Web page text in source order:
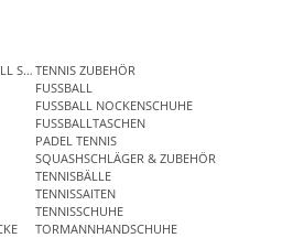
SETSTENNIS ZUBEHÖR
FUSSBALL
FUSSBALL NOCKENSCHUHE
FUSSBALLTASCHEN
PADEL TENNIS
SQUASHSCHLÄGER & ZUBEHÖR
TENNISBÄLLE
TENNISSAITEN
TENNISSCHUHE
TORMANNHANDSCHUHE